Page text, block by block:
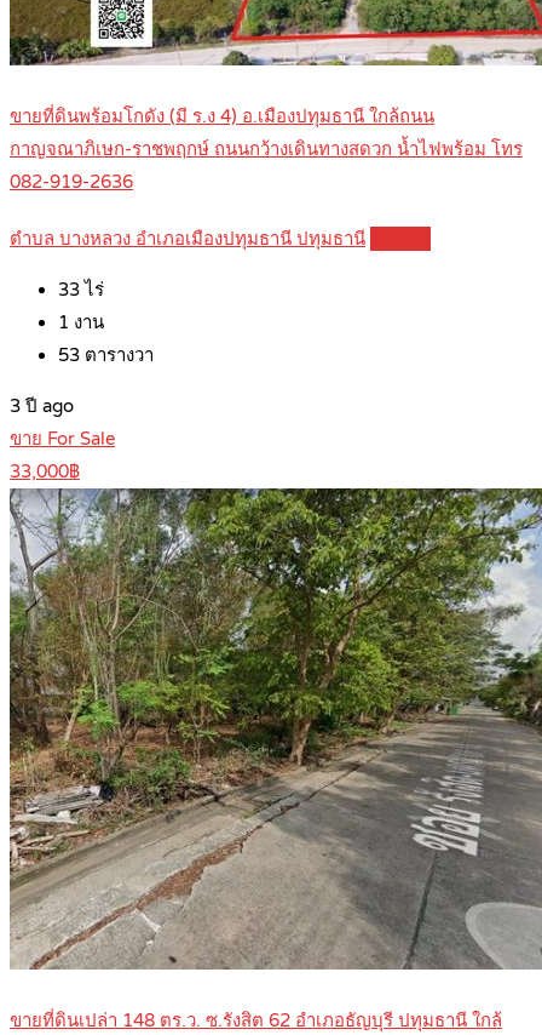
ขายที่ดินพร้อมโกดัง (มี ร.ง 4) อ.เมืองปทุมธานี ใกล้ถนน
กาญจณาภิเษก-ราชพฤกษ์ ถนนกว้างเดินทางสดวก น้ำไฟพร้อม โทร
082-919-2636
ตำบล บางหลวง อำเภอเมืองปทุมธานี ปทุมธานี
33ไร่
1 งาน
53 ตารางวา
3 ปี ago
ขาย For Sale
33,000฿
ขายที่ดินเปล่า 148 ตร.ว. ซ.รังสิต 62 อำเภอธัญบุรี ปทุมธานี ใกล้